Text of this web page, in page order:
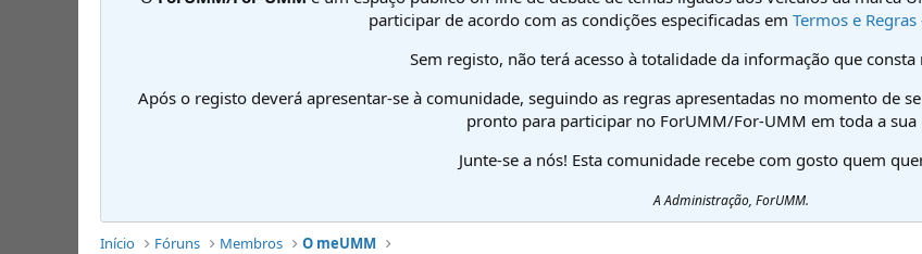
participar de acordo com as condições especificadas em Termos e
Sem registo, não terá acesso à totalidade da informação que
Após o registo deverá apresentar-se à comunidade, seguindo as regras apresentadas no momento de
pronto para participar no ForUMM/For-UMM em toda a sua
Junte-se a nós! Esta comunidade recebe com gosto quem
A Administração, ForUMM.
Início Fóruns Membros O meUMM